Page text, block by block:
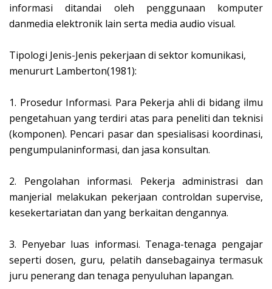
informasi ditandai oleh penggunaan komputer
danmedia elektronik lain serta media audio visual.
Tipologi Jenis-Jenis pekerjaan di sektor komunikasi,
menururt Lamberton(1981):
1. Prosedur Informasi. Para Pekerja ahli di bidang ilmu
pengetahuan yang terdiri atas para peneliti dan teknisi
(komponen). Pencari pasar dan spesialisasi koordinasi,
pengumpulaninformasi, dan jasa konsultan.
2.
Pengolahan informasi. Pekerja administrasi dan
manjerial melakukan pekerjaan controldan supervise,
kesekertariatan dan yang berkaitan dengannya.
3. Penyebar luas informasi. Tenaga-tenaga pengajar
seperti dosen, guru, pelatih dansebagainya termasuk
juru penerang dan tenaga penyuluhan lapangan.